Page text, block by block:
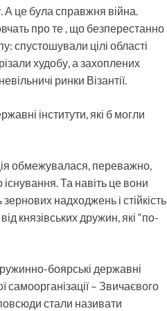
А це була справжня війна.
про те , що безперестанно
спустошували цілі області
худобу, а захоплених
ринки Візантії.
інститути, які б могли
обмежувалася, переважно,
Та навіть це вони
надходжень і стійкість
князівських дружин, які “по-
боярські державні
самоорганізації – Звичаєвого
стали називати